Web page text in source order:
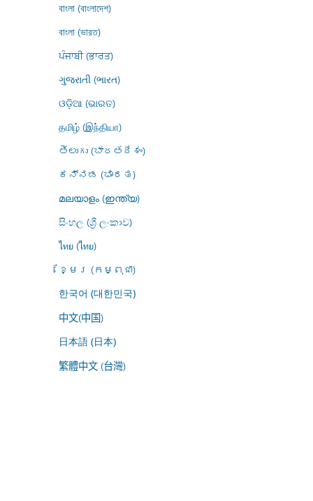
বাংলা (বাংলাদেশ)
বাংলা (ভারত)
ਪੰਜਾਬੀ (ਭਾਰਤ)
ગુજરાતી (ભારત)
ଓଡ଼ିଆ (ଭାରତ)
தமிழ் (இந்தியா)
తెలుగు (భారతదేశం)
ಕನ್ನಡ (ಭಾರತ)
മലയാളം (ഇന്ത്യ)
සිංහල (ශ්‍රී ලංකාව)
ไทย (ไทย)
ខ្មែរ (កម្ពុជា)
한국어 (대한민국)
中文(中国)
日本語 (日本)
繁體中文 (台灣)